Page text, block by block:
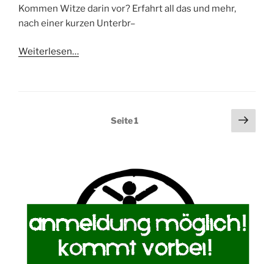
Kommen Witze darin vor? Erfahrt all das und mehr,
nach einer kurzen Unterbr–
Weiterlesen…
Seitennummerierung
Seite1